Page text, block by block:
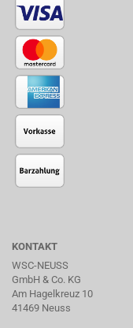
KONTAKT
WSC-NEUSS
GmbH & Co. KG
Am Hagelkreuz 10
41469 Neuss